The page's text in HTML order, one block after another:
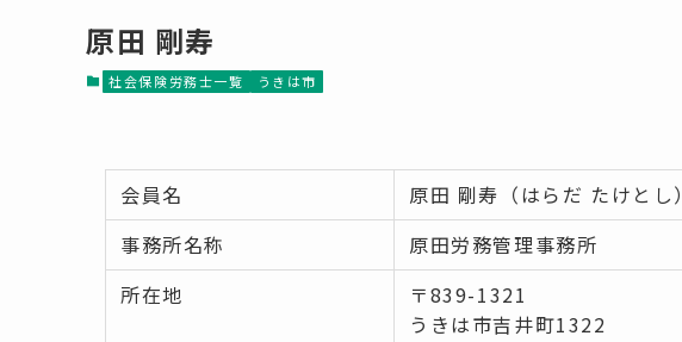
原田 剛寿
社会保険労務士一覧 うきは市
会員名
原田 剛寿（はらだ たけとし）
事務所名称
原田労務管理事務所
所在地
〒839-1321
うきは市吉井町1322